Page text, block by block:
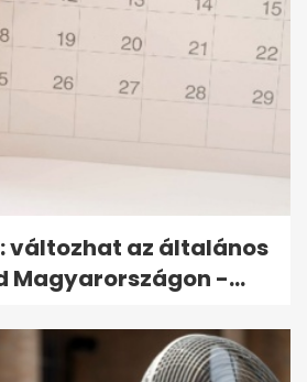
változhat az általános
Magyarországon -...